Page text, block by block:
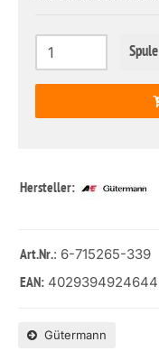
Spule
Hersteller:
Art.Nr.: 6-715265-339
EAN: 4029394924644
Gütermann